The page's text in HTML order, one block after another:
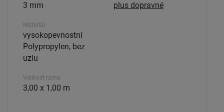
3 mm
Materiál
vysokopevnostní
Polypropylen, bez
uzlu
Velikost rámu
3,00 x 1,00 m
plus dopravné